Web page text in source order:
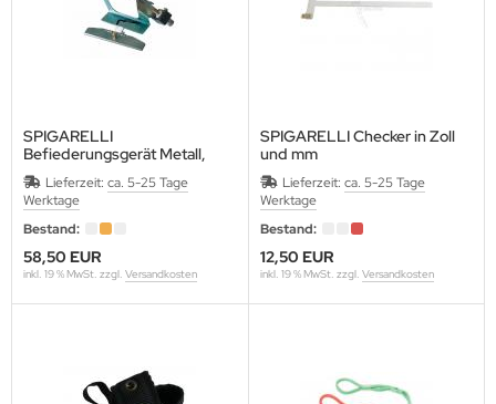
SPIGARELLI
Befiederungsgerät Metall,
silber
Lieferzeit: ca. 5-25 Tage
Werktage
Bestand:
58,50 EUR
inkl. 19 % MwSt. zzgl. Versandkosten
SPIGARELLI Checker in Zoll
und mm
Lieferzeit: ca. 5-25 Tage
Werktage
Bestand:
12,50 EUR
inkl. 19 % MwSt. zzgl. Versandkosten